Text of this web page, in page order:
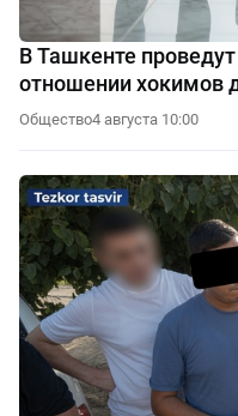
В Ташкенте
отношении хокимов
Общество4 августа 10:00